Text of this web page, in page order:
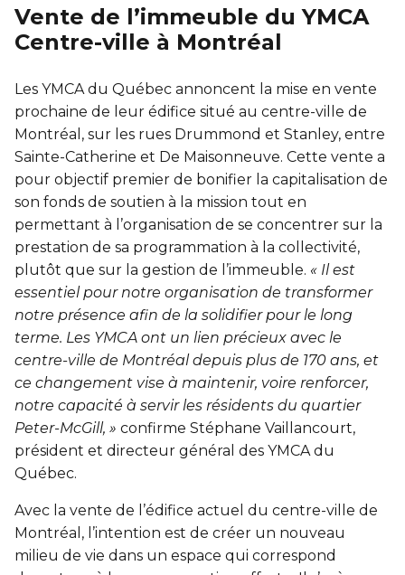
Vente de l’immeuble du YMCA
Centre-ville à Montréal
Les YMCA du Québec annoncent la mise en vente
prochaine de leur édifice situé au centre-ville de
Montréal, sur les rues Drummond et Stanley, entre
Sainte-Catherine et De Maisonneuve. Cette vente a
pour objectif premier de bonifier la capitalisation de
son fonds de soutien à la mission tout en
permettant à l’organisation de se concentrer sur la
prestation de sa programmation à la collectivité,
plutôt que sur la gestion de l’immeuble. « Il est
essentiel pour notre organisation de transformer
notre présence afin de la solidifier pour le long
terme. Les YMCA ont un lien précieux avec le
centre-ville de Montréal depuis plus de 170 ans, et
ce changement vise à maintenir, voire renforcer,
notre capacité à servir les résidents du quartier
Peter-McGill, » confirme Stéphane Vaillancourt,
président et directeur général des YMCA du
Québec.
Avec la vente de l’édifice actuel du centre-ville de
Montréal, l’intention est de créer un nouveau
milieu de vie dans un espace qui correspond